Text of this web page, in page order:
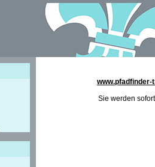
www.pfadfinder-
Sie werden